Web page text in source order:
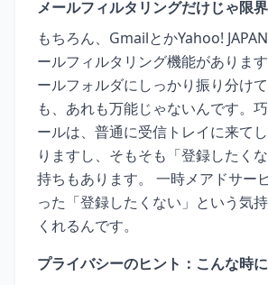
メールフィルタリングだけじゃ限
もちろん、GmailとかYahoo!
ールフィルタリング機能がありま
ールフォルダにしっかり振り分け
も、あれも万能じゃないんです。
ールは、普通に受信トレイに来て
りますし、そもそも「登録したく
持ちもあります。 一時メアドサー
った「登録したくない」という気
くれるんです。
プライバシーのヒント：こんな時